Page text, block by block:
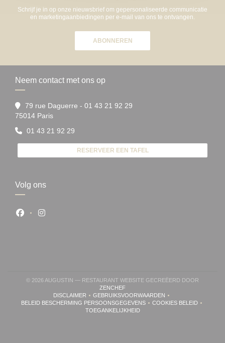
Schrijf je in op onze nieuwsbrief om gepersonaliseerde communicatie
en marketingaanbiedingen per e-mail van ons te ontvangen.
ABONNEREN
Neem contact met ons op
79 rue Daguerre - 01 43 21 92 29
75014 Paris((opent in een nieuw venster))
01 43 21 92 29
RESERVEER EEN TAFEL
Volg ons
Facebook ((opent in een nieuw venster))
Instagram ((opent in een nieuw venster))
© 2026 AUGUSTIN — RESTAURANT WEBSITE GECREËERD DOOR
ZENCHEF((OPENT IN EEN NIEUW VENSTER))
DISCLAIMER((OPENT IN EEN NIEUW VENSTER))
GEBRUIKSVOORWAARDEN((OPENT IN EEN NIEUW VENSTER))
BELEID BESCHERMING PERSOONSGEGEVENS
((OPENT IN EEN NIEUW VENSTER))
COOKIES BELEID((OPENT IN EEN
TOEGANKELIJKHEID((OPENT IN EEN NIEUW VENSTER))